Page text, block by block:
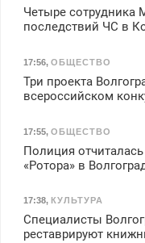
Четыре
последствий ЧС в
17:56, ОБЩЕСТВО
Три проекта
всероссийском
17:55, ОБЩЕСТВО
Полиция
«Ротора» в
17:38, КУЛЬТУРА
Специалисты
реставрируют